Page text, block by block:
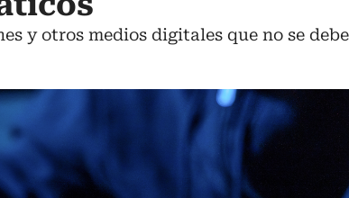
y otros medios digitales que no se